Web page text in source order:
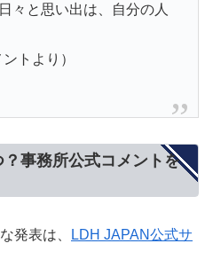
々と思い出は、自分の人
トより）
事務所公式コメントを
発表は、
LDH JAPAN公式サ